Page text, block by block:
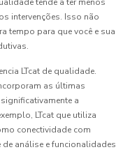
tende a ter menos
intervenções. Isso não
tempo para que você e sua
LTcat de qualidade.
as últimas
a
LTcat que utiliza
conectividade com
análise e funcionalidades